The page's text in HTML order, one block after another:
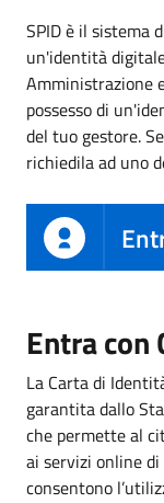
SPID è il sistema
un'identità
Amministrazione
possesso di
del tuo gestore.
richiedila ad uno
Entra con
La Carta di
garantita dallo
che permette al
ai servizi online
consentono